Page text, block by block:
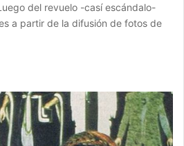
del revuelo -casí escándalo-
a partir de la difusión de fotos de